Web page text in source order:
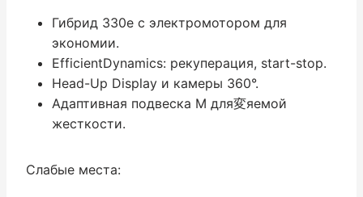
Гибрид 330e с электромотором для
экономии.
EfficientDynamics: рекуперация, start-stop.
Head-Up Display и камеры 360°.
Адаптивная подвеска M для変яемой
жесткости.
Слабые места: